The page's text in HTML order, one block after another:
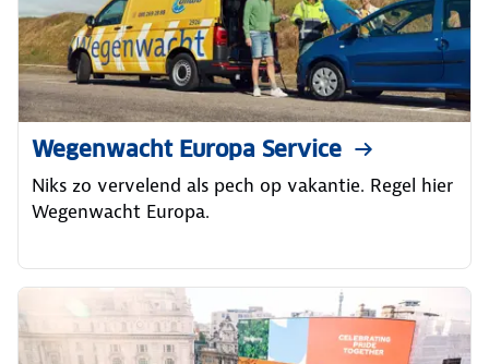
Wegenwacht Europa Service
Niks zo vervelend als pech op vakantie. Regel hier
Wegenwacht Europa.